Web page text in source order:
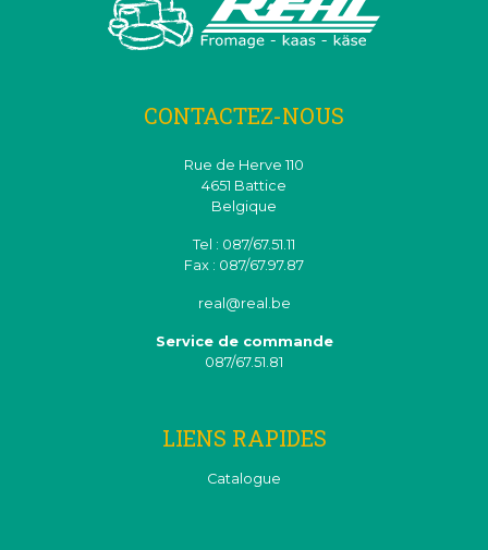
CONTACTEZ-NOUS
Rue de Herve 110
4651 Battice
Belgique
Tel : 087/67.51.11
Fax : 087/67.97.87
real@real.be
Service de commande
087/67.51.81
LIENS RAPIDES
Catalogue